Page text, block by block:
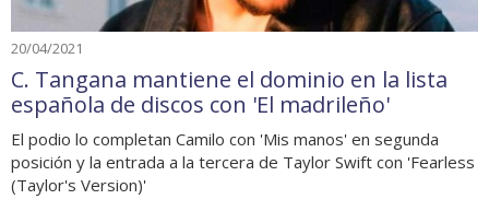
20/04/2021
C. Tangana mantiene el dominio en la lista
española de discos con 'El madrileño'
El podio lo completan Camilo con 'Mis manos' en segunda
posición y la entrada a la tercera de Taylor Swift con 'Fearless
(Taylor's Version)'